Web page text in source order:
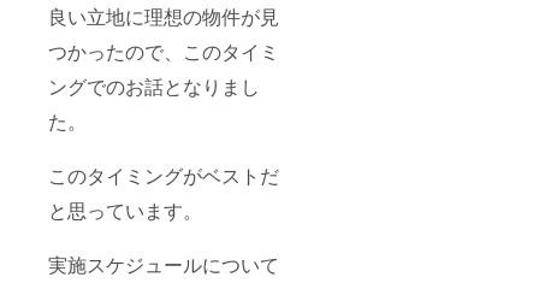
良い立地に理想の物件が見
つかったので、このタイミ
ングでのお話となりまし
た。
このタイミングがベストだ
と思っています。
実施スケジュールについて